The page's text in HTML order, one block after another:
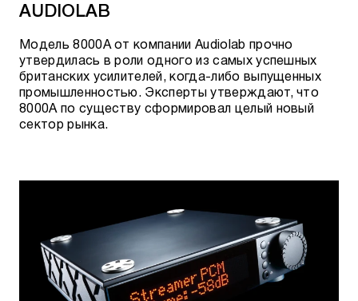
AUDIOLAB
Модель 8000A от компании Audiolab прочно
утвердилась в роли одного из самых успешных
британских усилителей, когда-либо выпущенных
промышленностью. Эксперты утверждают, что
8000A по существу сформировал целый новый
сектор рынка.